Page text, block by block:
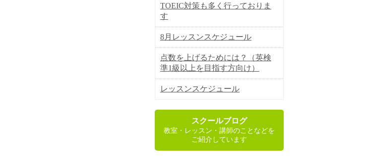
TOEIC対策も多く行っておりま
す
8月レッスンスケジュール
点数を上げるためには？（英検
準1級以上を目指す方向け）
レッスンスケジュール
スクールブログ
教室・レッスン・講師のことなどを
ご紹介しています